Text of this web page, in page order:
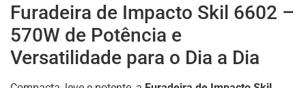
Furadeira de Impacto Skil 6602 –
570W de Potência e
Versatilidade para o Dia a Dia